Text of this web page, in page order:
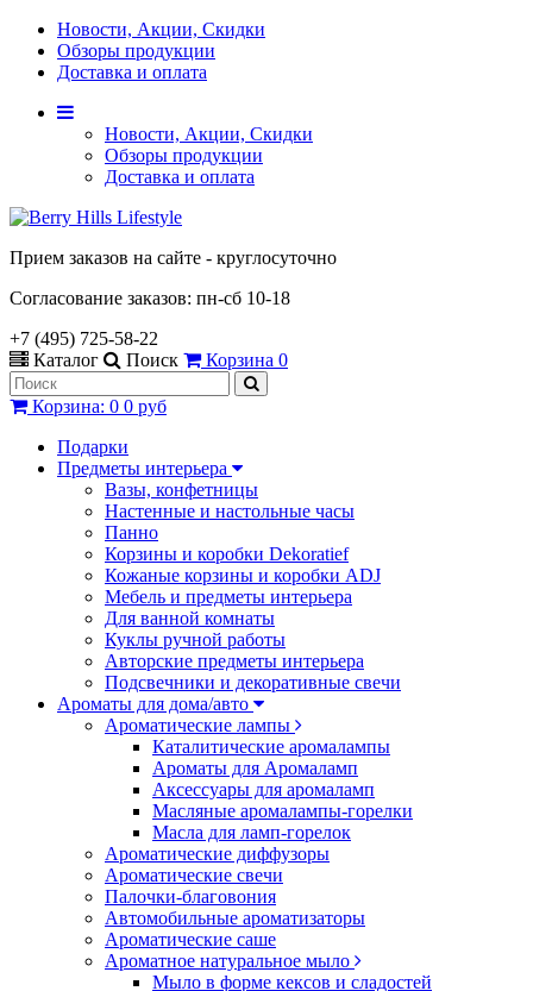
Новости, Акции, Скидки
Обзоры продукции
Доставка и оплата
Новости, Акции, Скидки
Обзоры продукции
Доставка и оплата
Прием заказов на сайте - круглосуточно
Согласование заказов: пн-сб 10-18
+7 (495) 725-58-22
Каталог
Поиск Корзина 0
Корзина: 0 0 руб
Подарки
Предметы интерьера
Вазы, конфетницы
Настенные и настольные часы
Панно
Корзины и коробки Dekoratief
Кожаные корзины и коробки ADJ
Мебель и предметы интерьера
Для ванной комнаты
Куклы ручной работы
Авторские предметы интерьера
Подсвечники и декоративные свечи
Ароматы для дома/авто
Ароматические лампы
Каталитические аромалампы
Ароматы для Аромаламп
Аксессуары для аромаламп
Масляные аромалампы-горелки
Масла для ламп-горелок
Ароматические диффузоры
Ароматические свечи
Палочки-благовония
Автомобильные ароматизаторы
Ароматические саше
Ароматное натуральное мыло
Мыло в форме кексов и сладостей